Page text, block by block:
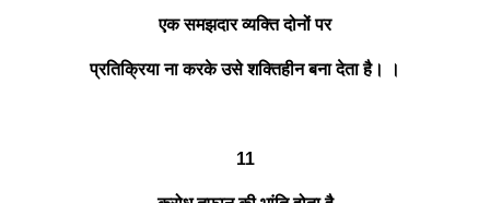
एक समझदार व्यक्ति दोनों पर
प्रतिक्रिया ना करके उसे शक्तिहीन बना देता है। ।
11